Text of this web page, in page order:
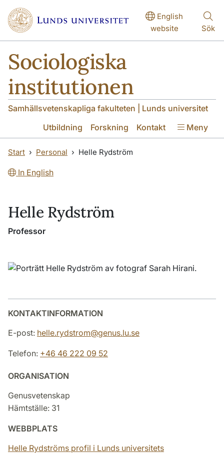
Hoppa till huvudinnehåll
Hoppa till huvudinnehåll
English
website
Sök
Sociologiska
institutionen
Samhällsvetenskapliga fakulteten | Lunds universitet
Utbildning
Forskning Kontakt Meny
Start Personal Helle Rydström
In English
Helle Rydström
Professor
KONTAKTINFORMATION
E-post: helle.rydstrom@genus.lu.se
Telefon: +46 46 222 09 52
ORGANISATION
Genusvetenskap
Hämtställe: 31
WEBBPLATS
Helle Rydströms profil i Lunds universitets